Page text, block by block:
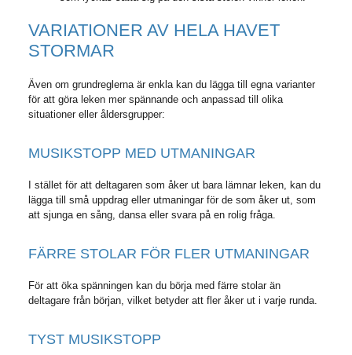
VARIATIONER AV HELA HAVET
STORMAR
Även om grundreglerna är enkla kan du lägga till egna varianter
för att göra leken mer spännande och anpassad till olika
situationer eller åldersgrupper:
MUSIKSTOPP MED UTMANINGAR
I stället för att deltagaren som åker ut bara lämnar leken, kan du
lägga till små uppdrag eller utmaningar för de som åker ut, som
att sjunga en sång, dansa eller svara på en rolig fråga.
FÄRRE STOLAR FÖR FLER UTMANINGAR
För att öka spänningen kan du börja med färre stolar än
deltagare från början, vilket betyder att fler åker ut i varje runda.
TYST MUSIKSTOPP